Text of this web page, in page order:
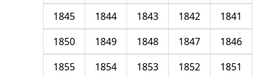
1841
1842
1843
1844
1845
1846
1847
1848
1849
1850
1851
1852
1853
1854
1855